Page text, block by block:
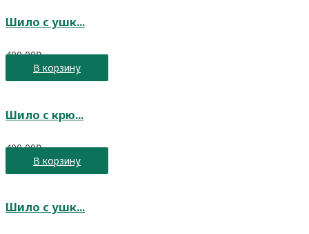
Шило с ушк...
400,00₽
В корзину
Шило с крю...
400,00₽
В корзину
Шило с ушк...